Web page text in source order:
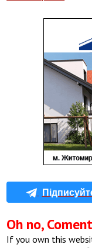
Oh no,
If you own this